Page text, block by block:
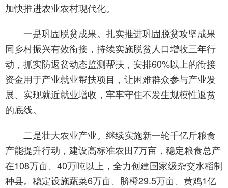
加快推进农业农村现代化。
一是巩固脱贫成果。扎实推进巩固脱贫攻坚成果
同乡村振兴有效衔接，持续实施脱贫人口增收三年行
动，抓实防返贫动态监测帮扶，安排60%以上的衔接
资金用于产业就业帮扶项目，让困难群众参与产业发
展、实现就近就业增收，牢牢守住不发生规模性返贫
的底线。
二是壮大农业产业。继续实施新一轮千亿斤粮食
产能提升行动，建设高标准农田7万亩，稳定粮食总产
在108万亩、40万吨以上，全力创建国家级杂交水稻制
种县。稳定设施蔬菜6万亩、脐橙29.5万亩、黄鸡1亿